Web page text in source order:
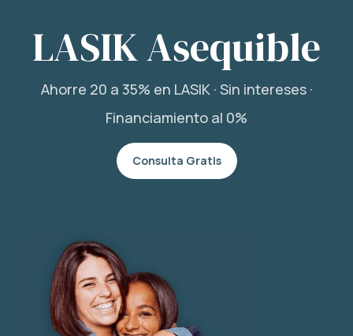
LASIK Asequible
Ahorre 20 a 35% en LASIK · Sin intereses ·
Financiamiento al 0%
Consulta Gratis